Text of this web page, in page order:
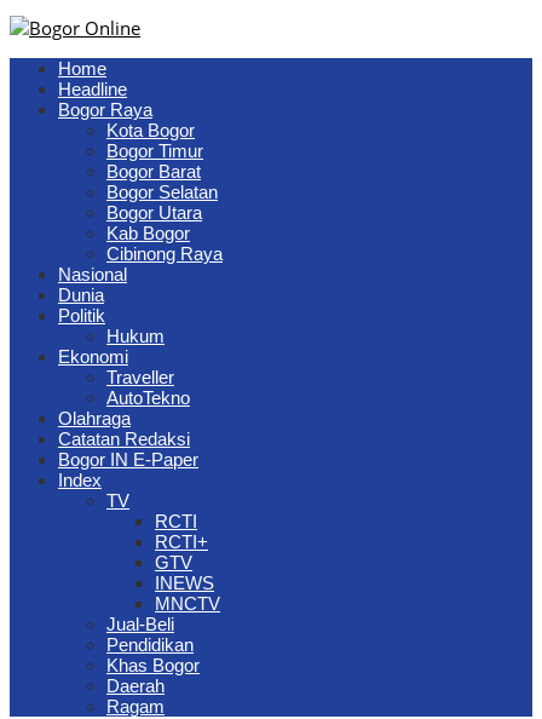
Home
Headline
Bogor Raya
Kota Bogor
Bogor Timur
Bogor Barat
Bogor Selatan
Bogor Utara
Kab Bogor
Cibinong Raya
Nasional
Dunia
Politik
Hukum
Ekonomi
Traveller
AutoTekno
Olahraga
Catatan Redaksi
Bogor IN E-Paper
Index
TV
RCTI
RCTI+
GTV
INEWS
MNCTV
Jual-Beli
Pendidikan
Khas Bogor
Daerah
Ragam